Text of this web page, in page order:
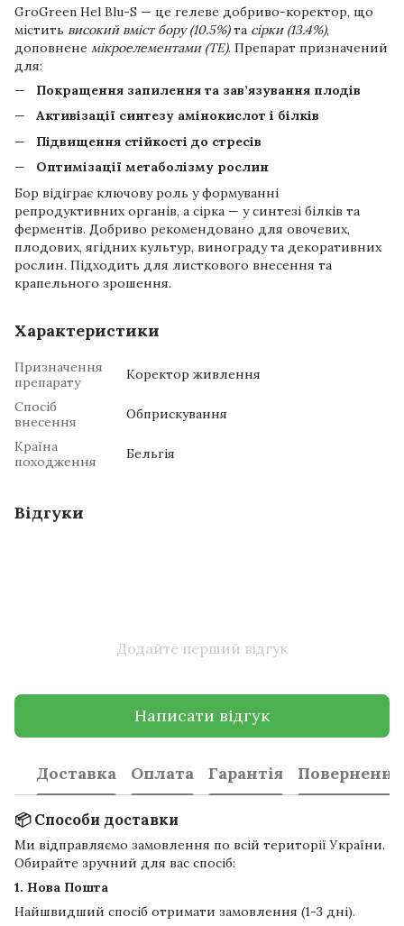
GroGreen Hel Blu-S — це гелеве добриво-коректор, що
містить високий вміст бору (10.5%)та сірки (13.4%),
доповнене мікроелементами (TE). Препарат призначений
для:
Покращення запилення та зав’язування плодів
Активізації синтезу амінокислот і білків
Підвищення стійкості до стресів
Оптимізації метаболізму рослин
Бор відіграє ключову роль у формуванні
репродуктивних органів, а сірка — у синтезі білків та
ферментів. Добриво рекомендовано для овочевих,
плодових, ягідних культур, винограду та декоративних
рослин. Підходить для листкового внесення та
крапельного зрошення.
Характеристики
Призначення
препарату
Коректор живлення
Спосіб
внесення
Обприскування
Країна
походження
Бельгія
Відгуки
Додайте перший відгук
Написати відгук
Доставка Оплата Гарантія Повернення
📦 Способи доставки
Ми відправляємо замовлення по всій території України.
Обирайте зручний для вас спосіб:
1. Нова Пошта
Найшвидший спосіб отримати замовлення (1-3 дні).